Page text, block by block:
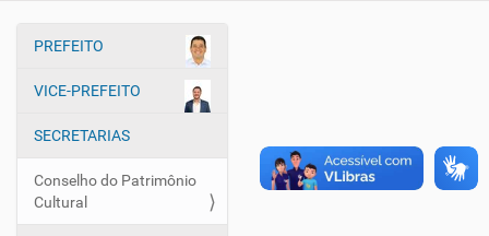
N
e
g
a
ç
PREFEITO
VICE-PREFEITO
SECRETARIAS
Conselho do Patrimônio
Cultural